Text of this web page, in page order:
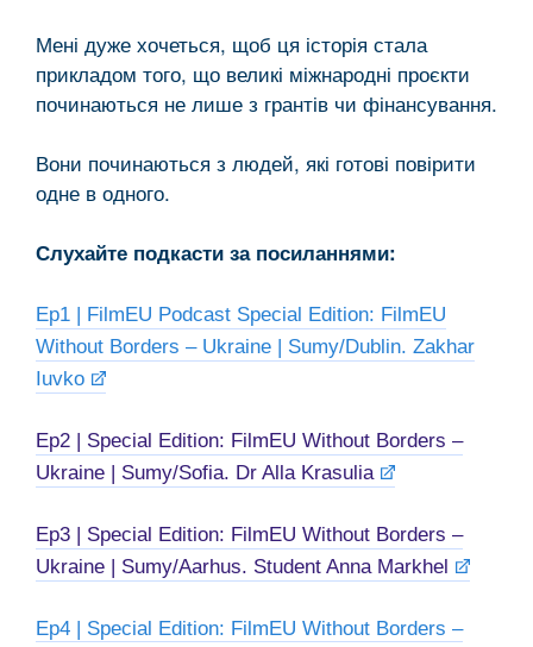
Мені дуже хочеться, щоб ця історія стала
прикладом того, що великі міжнародні проєкти
починаються не лише з грантів чи фінансування.
Вони починаються з людей, які готові повірити
одне в одного.
Слухайте подкасти за посиланнями:
Ep1 | FilmEU Podcast Special Edition: FilmEU
Without Borders – Ukraine | Sumy/Dublin. Zakhar
Iuvko
Ep2 | Special Edition: FilmEU Without Borders –
Ukraine | Sumy/Sofia. Dr Alla Krasulia
Ep3 | Special Edition: FilmEU Without Borders –
Ukraine | Sumy/Aarhus. Student Anna Markhel
Ep4 | Special Edition: FilmEU Without Borders –